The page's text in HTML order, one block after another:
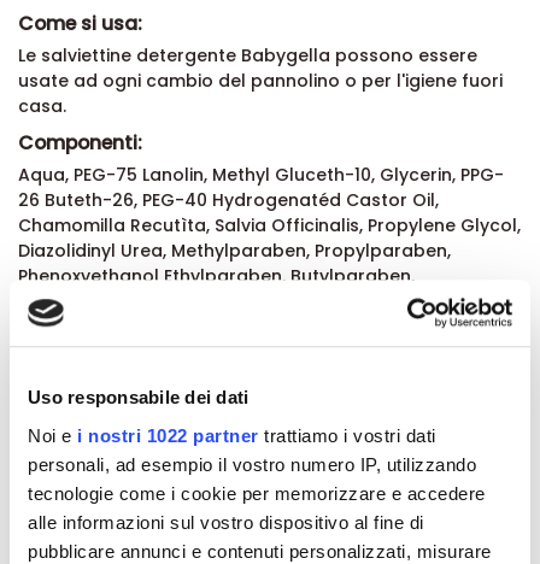
Uso responsabile dei dati
Noi e i nostri 1022 partner trattiamo i vostri dati
personali, ad esempio il vostro numero IP, utilizzando
tecnologie come i cookie per memorizzare e accedere
alle informazioni sul vostro dispositivo al fine di
pubblicare annunci e contenuti personalizzati, misurare
Come si usa:
Le salviettine detergente Babygella possono essere
usate ad ogni cambio del pannolino o per l'igiene fuori
casa.
Componenti:
Aqua, PEG-75 Lanolin, Methyl Gluceth-10, Glycerin, PPG-
26 Buteth-26, PEG-40 Hydrogenatéd Castor Oil,
Chamomilla Recutìta, Salvia Officinalis, Propylene Glycol,
Diazolidinyl Urea, Methylparaben, Propylparaben,
Phenoxyethanol Ethylparaben, Butylparaben,
Isobutylparaben BHT, Disodium EDTA, Profumo/ Parfum. ?
Dettagli del prodotto
Recensioni